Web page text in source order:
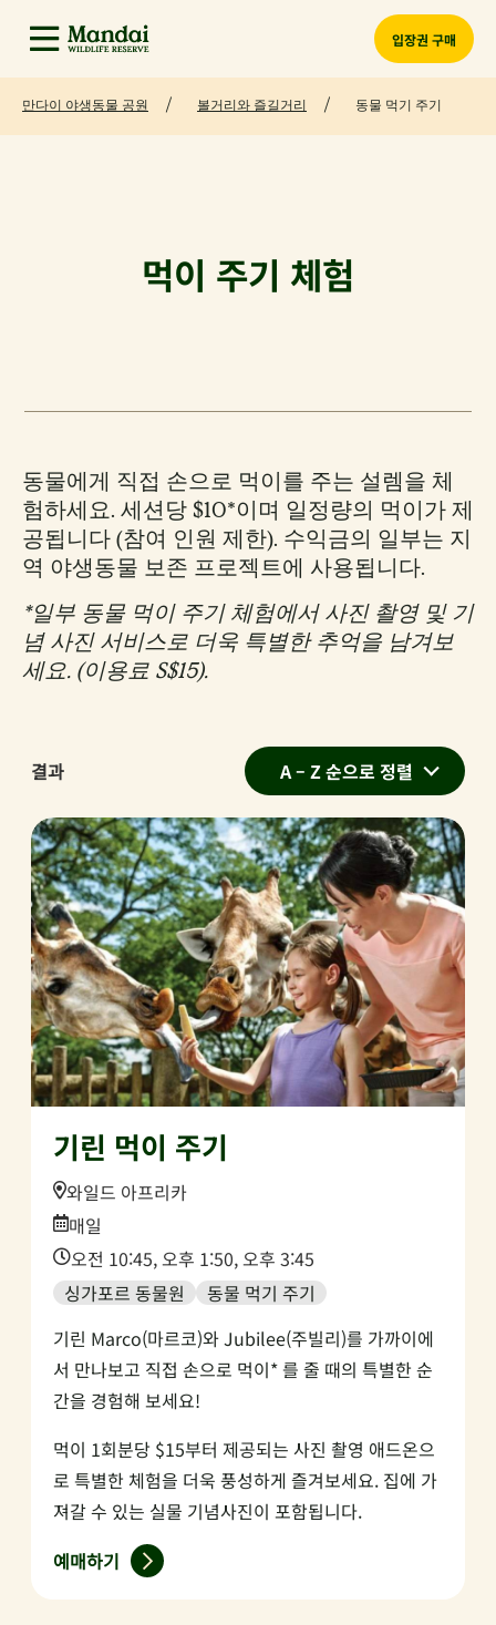
입장권 구매
만다이 야생동물 공원 볼거리와 즐길거리 동물 먹기 주기
먹이 주기 체험
동물에게 직접 손으로 먹이를 주는 설렘을 체
험하세요. 세션당 $10*이며 일정량의 먹이가 제
공됩니다 (참여 인원 제한). 수익금의 일부는 지
역 야생동물 보존 프로젝트에 사용됩니다.
*일부 동물 먹이 주기 체험에서 사진 촬영 및 기
념 사진 서비스로 더욱 특별한 추억을 남겨보
세요. (이용료 S$15).
결과 A – Z 순으로 정렬
기린 먹이 주기
Location:
와일드 아프리카
Date:
매일
Time:
오전 10:45, 오후 1:50, 오후 3:45
싱가포르 동물원
동물 먹기 주기
기린 Marco(마르코)와 Jubilee(주빌리)를 가까이에
서 만나보고 직접 손으로 먹이* 를 줄 때의 특별한 순
간을 경험해 보세요!
먹이 1회분당 $15부터 제공되는 사진 촬영 애드온으
로 특별한 체험을 더욱 풍성하게 즐겨보세요. 집에 가
져갈 수 있는 실물 기념사진이 포함됩니다.
예매하기